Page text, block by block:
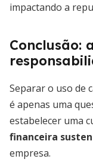
impactando a
Conclusão:
Separar o uso de
é apenas uma
estabelecer uma
financeira
empresa.